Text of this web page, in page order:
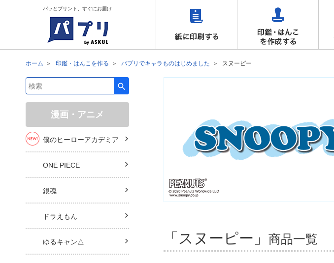
パッとプリント、すぐにお届け
ホーム 印鑑・はんこを作る パプリでキャラものはじめました スヌーピー
「スヌーピー」 商品一覧
検索キーワード入力
漫画・アニメ
僕のヒーローアカデミア
ONE PIECE
銀魂
ドラえもん
ゆるキャン△